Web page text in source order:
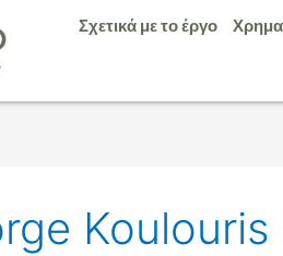
Σχετικά με το έργο
Koulouris